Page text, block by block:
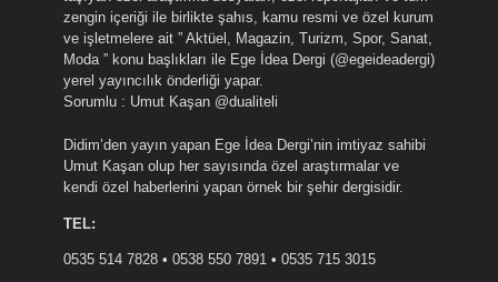
zengin içeriği ile birlikte şahıs, kamu resmi ve özel kurum
ve işletmelere ait ” Aktüel, Magazin, Turizm, Spor, Sanat,
Moda ” konu başlıkları ile Ege İdea Dergi (@egeideadergi)
yerel yayıncılık önderliği yapar.
Sorumlu : Umut Kaşan @dualiteli
Didim’den yayın yapan Ege İdea Dergi’nin imtiyaz sahibi
Umut Kaşan olup her sayısında özel araştırmalar ve
kendi özel haberlerini yapan örnek bir şehir dergisidir.
TEL:
0535 514 7828 • 0538 550 7891 • 0535 715 3015